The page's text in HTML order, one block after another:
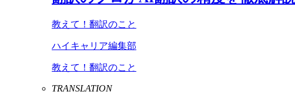
教えて！翻訳のこと
ハイキャリア編集部
教えて！翻訳のこと
TRANSLATION